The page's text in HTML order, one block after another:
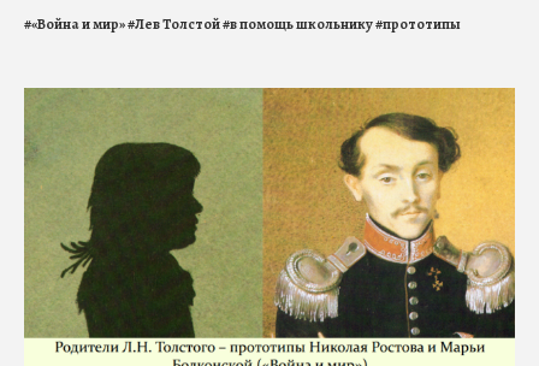
#«Война и мир»#Лев Толстой#в помощь школьнику#прототипы